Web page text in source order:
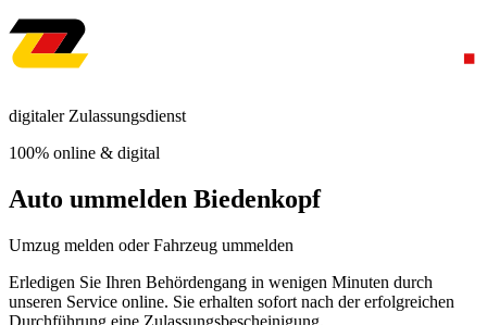
digitaler Zulassungsdienst
100% online & digital
Auto ummelden Biedenkopf
Umzug melden oder Fahrzeug ummelden
Erledigen Sie Ihren Behördengang in wenigen Minuten durch
unseren Service online. Sie erhalten sofort nach der erfolgreichen
Durchführung eine Zulassungsbescheinigung.